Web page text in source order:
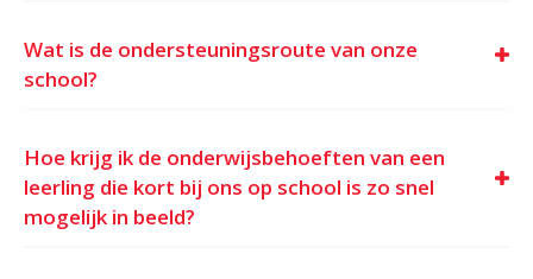
Wat is de ondersteuningsroute van onze
school?
Hoe krijg ik de onderwijsbehoeften van een
leerling die kort bij ons op school is zo snel
mogelijk in beeld?